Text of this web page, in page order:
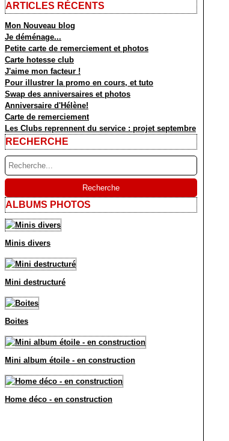
ARTICLES RÉCENTS
Mon Nouveau blog
Je déménage...
Petite carte de remerciement et photos
Carte hotesse club
J'aime mon facteur !
Pour illustrer la promo en cours, et tuto
Swap des anniversaires et photos
Anniversaire d'Hélène!
Carte de remerciement
Les Clubs reprennent du service : projet septembre
RECHERCHE
ALBUMS PHOTOS
Minis divers
Mini destructuré
Boites
Mini album étoile - en construction
Home déco - en construction